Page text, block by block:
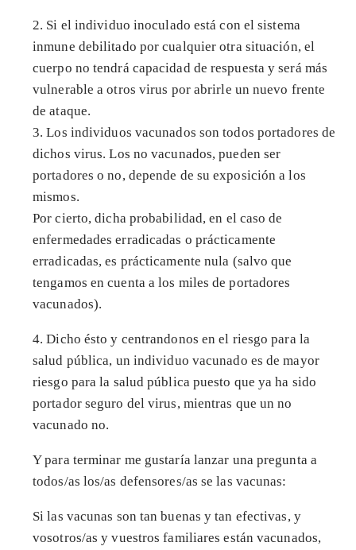
2. Si el individuo inoculado está con el sistema
inmune debilitado por cualquier otra situación, el
cuerpo no tendrá capacidad de respuesta y será más
vulnerable a otros virus por abrirle un nuevo frente
de ataque.
3. Los individuos vacunados son todos portadores de
dichos virus. Los no vacunados, pueden ser
portadores o no, depende de su exposición a los
mismos.
Por cierto, dicha probabilidad, en el caso de
enfermedades erradicadas o prácticamente
erradicadas, es prácticamente nula (salvo que
tengamos en cuenta a los miles de portadores
vacunados).
4. Dicho ésto y centrandonos en el riesgo para la
salud pública, un individuo vacunado es de mayor
riesgo para la salud pública puesto que ya ha sido
portador seguro del virus, mientras que un no
vacunado no.
Y para terminar me gustaría lanzar una pregunta a
todos/as los/as defensores/as se las vacunas:
Si las vacunas son tan buenas y tan efectivas, y
vosotros/as y vuestros familiares están vacunados,